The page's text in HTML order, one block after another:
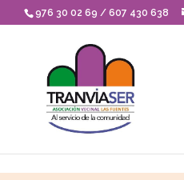
Skip to content
976 30 02 69 / 607 430 638